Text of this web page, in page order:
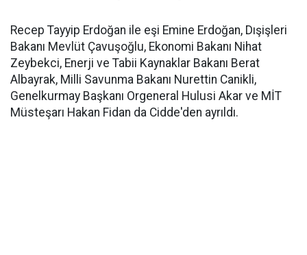
Recep Tayyip Erdoğan ile eşi Emine Erdoğan, Dışişleri
Bakanı Mevlüt Çavuşoğlu, Ekonomi Bakanı Nihat
Zeybekci, Enerji ve Tabii Kaynaklar Bakanı Berat
Albayrak, Milli Savunma Bakanı Nurettin Canikli,
Genelkurmay Başkanı Orgeneral Hulusi Akar ve MİT
Müsteşarı Hakan Fidan da Cidde'den ayrıldı.